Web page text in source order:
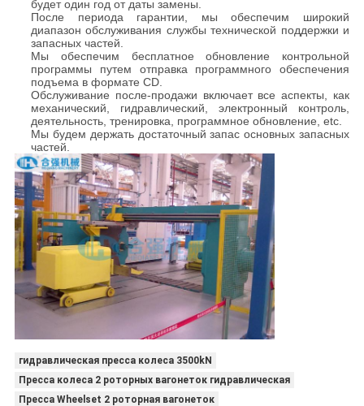
будет один год от даты замены.
После периода гарантии, мы обеспечим широкий
диапазон обслуживания службы технической поддержки и
запасных частей.
Мы обеспечим бесплатное обновление контрольной
программы путем отправка программного обеспечения
подъема в формате CD.
Обслуживание после-продажи включает все аспекты, как
механический, гидравлический, электронный контроль,
деятельность, тренировка, программное обновление, etc.
Мы будем держать достаточный запас основных запасных
частей.
гидравлическая пресса колеса 3500kN
Пресса колеса 2 роторных вагонеток гидравлическая
Пресса Wheelset 2 роторная вагонеток